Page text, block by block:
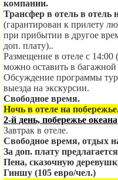
компании.
Трансфер в отель в отель
(гарантирован к прилету
при прибытии в другое
доп. плату)..
Размещение в отеле с
можно оставить в багажной
Обсуждение программы
выезда на экскурсии.
Свободное время.
Ночь в отеле на
2-й день, побережье океана
Завтрак в отеле.
Свободное время, отдых
За доп. плату
Пена, сказочную
Гиншу (105 евро/чел.)